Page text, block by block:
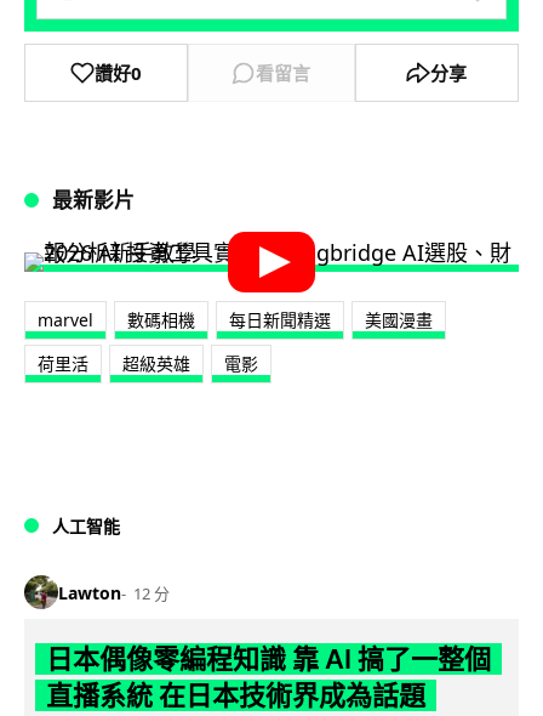
讚好0 看留言 分享
最新影片
marvel 數碼相機 每日新聞精選
美國漫畫
荷里活
超級英雄 電影
人工智能
Lawton 12 分
日本偶像零編程知識 靠 AI 搞了一整個
直播系統 在日本技術界成為話題